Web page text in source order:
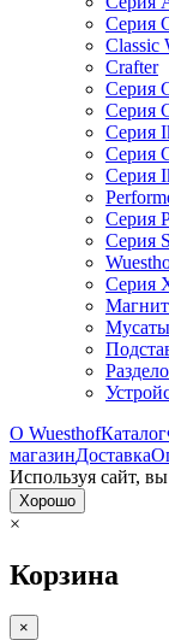
Серия
Classic
Crafter
Серия
Серия
Серия
Серия
Серия
Серия
Серия
Серия
Мусаты
О WuesthofКаталог
магазинДоставка
Используя сайт,
Хорошо
×
Корзина
×